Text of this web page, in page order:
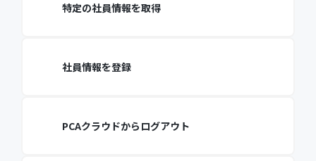
特定の社員情報を取得
社員情報を登録
PCAクラウドからログアウト